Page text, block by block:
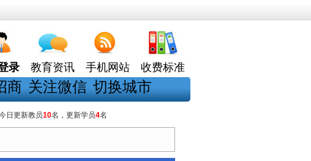
录 教育资讯 手机网站 收费标准
商 关注微信 切换城市
日更新教员10名，更新学员4名